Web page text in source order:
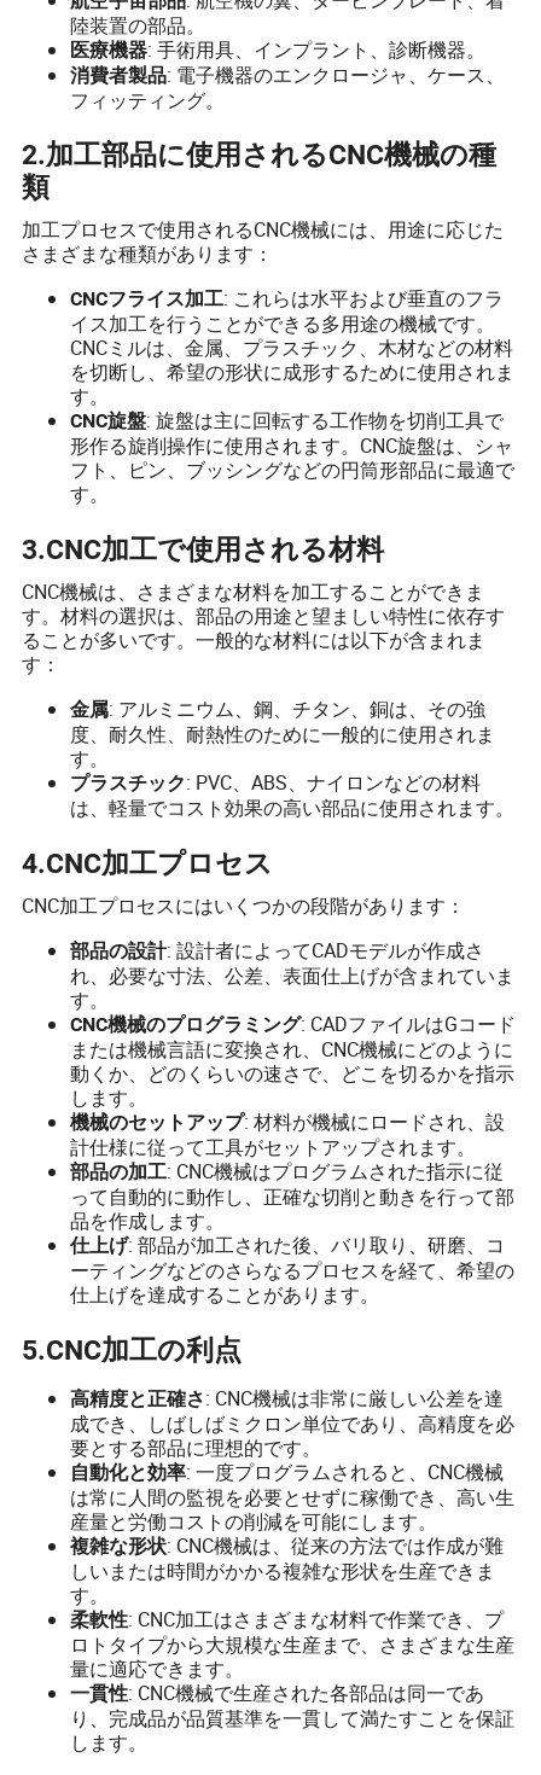
陸装置の部品。
医療機器: 手術用具、インプラント、診断機器。
消費者製品: 電子機器のエンクロージャ、ケース、
フィッティング。
2.加工部品に使用されるCNC機械の種
類
加工プロセスで使用されるCNC機械には、用途に応じた
さまざまな種類があります：
CNCフライス加工: これらは水平および垂直のフラ
イス加工を行うことができる多用途の機械です。
CNCミルは、金属、プラスチック、木材などの材料
を切断し、希望の形状に成形するために使用されま
す。
CNC旋盤: 旋盤は主に回転する工作物を切削工具で
形作る旋削操作に使用されます。CNC旋盤は、シャ
フト、ピン、ブッシングなどの円筒形部品に最適で
す。
3.CNC加工で使用される材料
CNC機械は、さまざまな材料を加工することができま
す。材料の選択は、部品の用途と望ましい特性に依存す
ることが多いです。一般的な材料には以下が含まれま
す：
金属: アルミニウム、鋼、チタン、銅は、その強
度、耐久性、耐熱性のために一般的に使用されま
す。
プラスチック: PVC、ABS、ナイロンなどの材料
は、軽量でコスト効果の高い部品に使用されます。
4.CNC加工プロセス
CNC加工プロセスにはいくつかの段階があります：
部品の設計: 設計者によってCADモデルが作成さ
れ、必要な寸法、公差、表面仕上げが含まれていま
す。
CNC機械のプログラミング: CADファイルはGコード
または機械言語に変換され、CNC機械にどのように
動くか、どのくらいの速さで、どこを切るかを指示
します。
機械のセットアップ: 材料が機械にロードされ、設
計仕様に従って工具がセットアップされます。
部品の加工: CNC機械はプログラムされた指示に従
って自動的に動作し、正確な切削と動きを行って部
品を作成します。
仕上げ: 部品が加工された後、バリ取り、研磨、コ
ーティングなどのさらなるプロセスを経て、希望の
仕上げを達成することがあります。
5.CNC加工の利点
高精度と正確さ: CNC機械は非常に厳しい公差を達
成でき、しばしばミクロン単位であり、高精度を必
要とする部品に理想的です。
自動化と効率: 一度プログラムされると、CNC機械
は常に人間の監視を必要とせずに稼働でき、高い生
産量と労働コストの削減を可能にします。
複雑な形状: CNC機械は、従来の方法では作成が難
しいまたは時間がかかる複雑な形状を生産できま
す。
柔軟性: CNC加工はさまざまな材料で作業でき、プ
ロトタイプから大規模な生産まで、さまざまな生産
量に適応できます。
一貫性: CNC機械で生産された各部品は同一であ
り、完成品が品質基準を一貫して満たすことを保証
します。